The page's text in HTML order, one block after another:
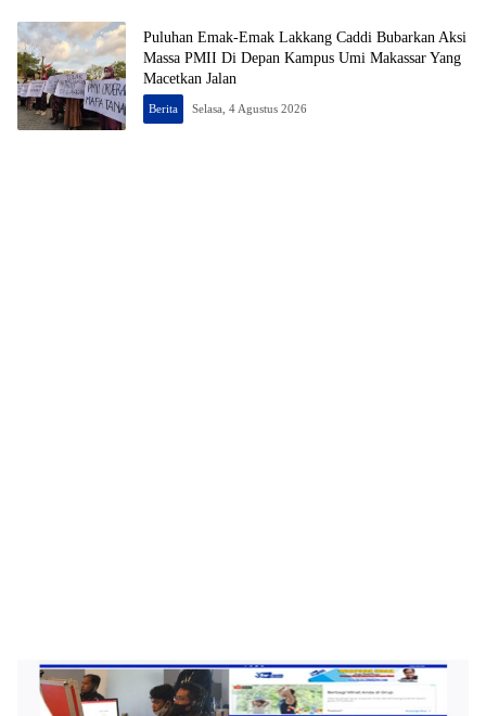
Puluhan Emak-Emak Lakkang Caddi Bubarkan Aksi
Massa PMII Di Depan Kampus Umi Makassar Yang
Macetkan Jalan
Berita Selasa, 4 Agustus 2026